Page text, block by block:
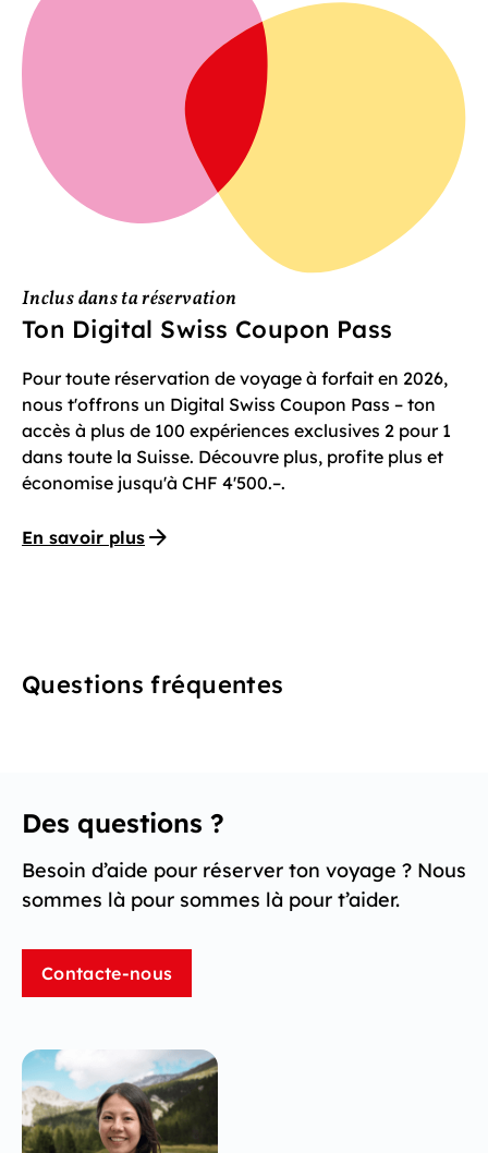
Inclus dans ta réservation
Ton Digital Swiss Coupon Pass
Pour toute réservation de voyage à forfait en 2026,
nous t'offrons un Digital Swiss Coupon Pass – ton
accès à plus de 100 expériences exclusives 2 pour 1
dans toute la Suisse. Découvre plus, profite plus et
économise jusqu'à CHF 4'500.–.
En savoir plus
Questions fréquentes
Des questions ?
Besoin d’aide pour réserver ton voyage ? Nous
sommes là pour sommes là pour t’aider.
Contacte-nous